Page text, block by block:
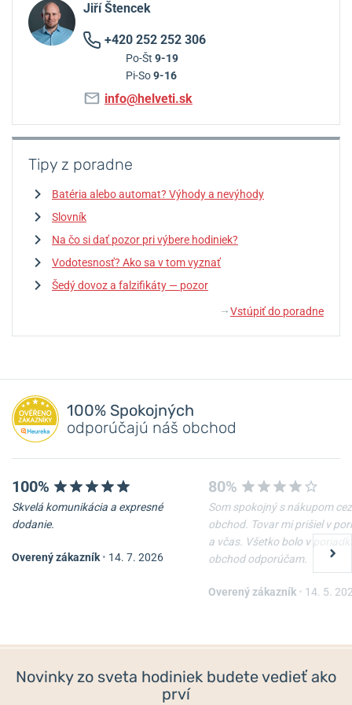
Jiří Štencek
+420 252 252 306
Po-Št 9-19
Pi-So9-16
info@helveti.sk
Tipy z poradne
Batéria alebo automat? Výhody a nevýhody
Slovník
Na čo si dať pozor pri výbere hodiniek?
Vodotesnosť? Ako sa v tom vyznať
Šedý dovoz a falzifikáty — pozor
↓ Vstúpiť do poradne
100% Spokojných
odporúčajú náš obchod
100%
Skvelá komunikácia a expresné
dodanie.
Overený zákazník • 14. 7. 2026
80%
Som spokojný s nákupom cez
obchod. Tovar mi prišiel v
a včas. Všetko bolo v
obchod odporúčam.
Overený zákazník • 14. 5.
Novinky zo sveta hodiniek budete vedieť ako
prví